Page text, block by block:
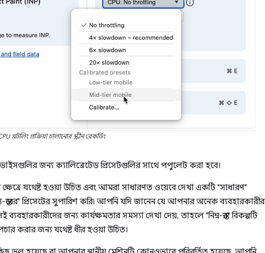
থ্রটলিং প্রক্রিয়া চালানোর স্ক্রীন রেকর্ডিং
ডিভাইসগুলির জন্য ক্যালিব্রেটেড প্রিসেটগুলির সাথে পপুলেট করা হবে।
যথেষ্ট হওয়া উচিত এবং আমরা সাধারণত ওয়েবে দেখা একটি "সাধারণ"
প্রিসেটের সুপারিশ করি৷ আপনি যদি জানেন যে আপনার অনেক ব্যবহারকারীর
জন্য কার্যক্ষমতার সমস্যা দেখা দেয়, তাহলে "নিম্ন-স্তর" বিকল্পটি
করার জন্য যথেষ্ট ধীর হওয়া উচিত।